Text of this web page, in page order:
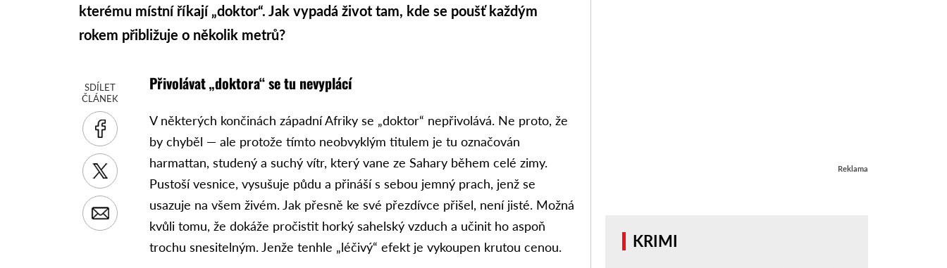
kterému místní říkají „doktor“. Jak vypadá život tam, kde se poušť každým
rokem přibližuje o několik metrů?
SDÍLET
ČLÁNEK
Přivolávat „doktora“ se tu nevyplácí
V některých končinách západní Afriky se „doktor“ nepřivolává. Ne proto, že
by chyběl — ale protože tímto neobvyklým titulem je tu označován
harmattan, studený a suchý vítr, který vane ze Sahary během celé zimy.
Pustoší vesnice, vysušuje půdu a přináší s sebou jemný prach, jenž se
usazuje na všem živém. Jak přesně ke své přezdívce přišel, není jisté. Možná
kvůli tomu, že dokáže pročistit horký sahelský vzduch a učinit ho aspoň
trochu snesitelným. Jenže tenhle „léčivý“ efekt je vykoupen krutou cenou.
Reklama
KRIMI